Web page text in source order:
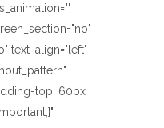
text_align="left"
top: 60px